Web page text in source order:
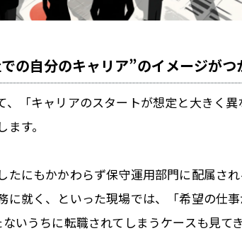
の自分のキャリア”のイメージがつ
、「キャリアのスタートが想定と大きく
す。
たにもかかわらず保守運用部門に配属さ
に就く、といった現場では、「希望の仕
いうちに転職されてしまうケースも見てき